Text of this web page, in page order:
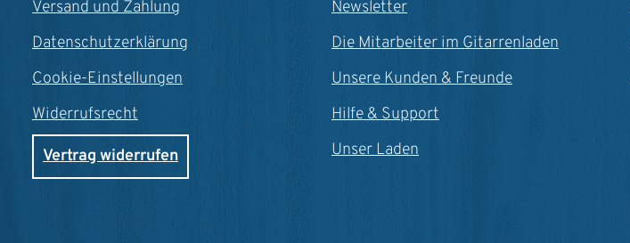
Versand und Zahlung
Datenschutzerklärung
Cookie-Einstellungen
Widerrufsrecht
Vertrag widerrufen
Newsletter
Die Mitarbeiter im Gitarrenladen
Unsere Kunden & Freunde
Hilfe & Support
Unser Laden